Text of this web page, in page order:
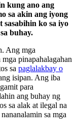
kung ano ang
sa akin ang iyong
sasabihin ko sa iyo
buhay.
Ang mga
pinapahalagahan
sa paglalakbay o
isipan. Ang iba
para
ang buhay ng
sa alak at ilegal na
sa mga